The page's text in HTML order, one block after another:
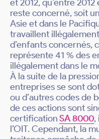
et 2012, qu’entre
reste concerné, soit
Asie et dans le
travaillent
d’enfants concernés,
représente 41 % des
illégalement dans le
À la suite de la
entreprises se sont
ou d’autres codes de
de ces actions sont
certificationSA 8000,
l’OIT. Cependant, la